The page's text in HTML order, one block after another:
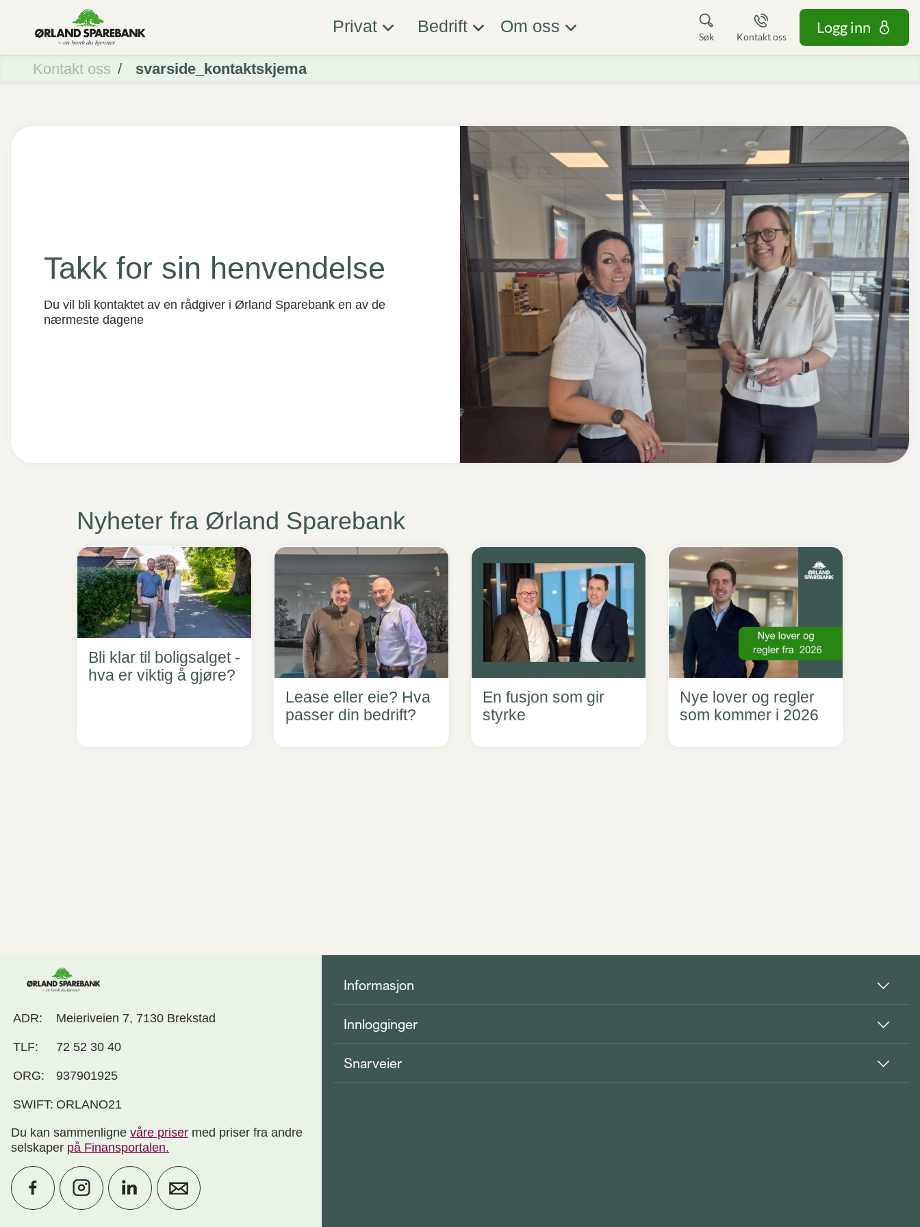
Kontakt oss svarside_kontaktskjema
Privat Bedrift Om oss
Søk Kontakt oss
Logg inn
Takk for sin henvendelse
Du vil bli kontaktet av en rådgiver i Ørland Sparebank en av de
nærmeste dagene
Nyheter fra Ørland Sparebank
Bli klar til boligsalget -
hva er viktig å gjøre?
Lease eller eie? Hva
passer din bedrift?
En fusjon som gir
styrke
Nye lover og regler
som kommer i 2026
Informasjon
Innlogginger
Snarveier
ADR: Meieriveien 7, 7130 Brekstad
TLF: 72 52 30 40
ORG: 937901925
SWIFT: ORLANO21
Du kan sammenlignevåre priser med priser fra andre
selskaper på Finansportalen.